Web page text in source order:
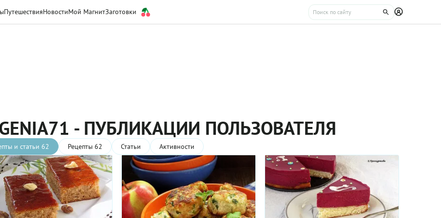
ПутешествияНовостиМой МагнитЗаготовки
- ПУБЛИКАЦИИ ПОЛЬЗОВАТЕЛЯ
и статьи 62 Рецепты 62 Статьи Активности